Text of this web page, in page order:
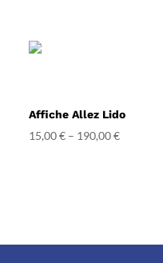
Affiche Allez Lido
15,00€– 190,00€